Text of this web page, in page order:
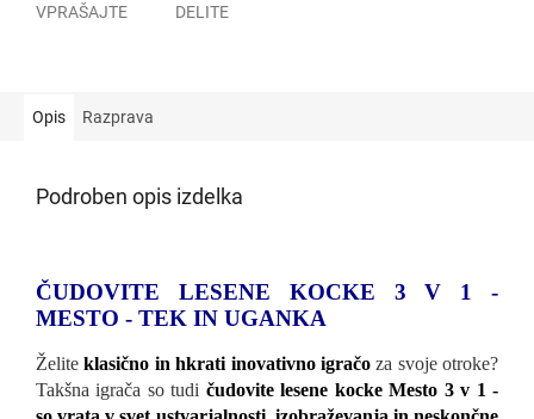
VPRAŠAJTE DELITE
Opis Razprava
Podroben opis izdelka
ČUDOVITE LESENE KOCKE 3 V 1 -
MESTO - TEK IN UGANKA
Želiteklasično in hkrati inovativno igračoza svoje otroke?
Takšna igrača so tudi čudovite lesene kocke Mesto 3 v 1 -